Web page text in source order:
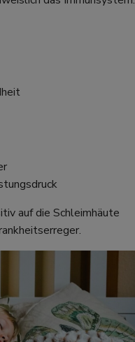
auf die Schleimhäute